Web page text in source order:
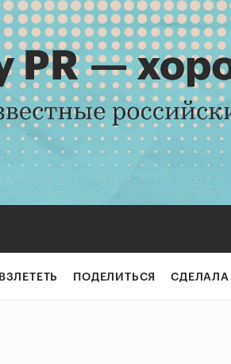
ВЗЛЕТЕТЬ ПОДЕЛИТЬСЯ СДЕЛАЛА